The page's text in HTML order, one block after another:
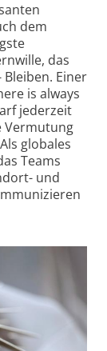
dem
das
Einer
is always
jeder­zeit
Vermutung
globales
Teams
und